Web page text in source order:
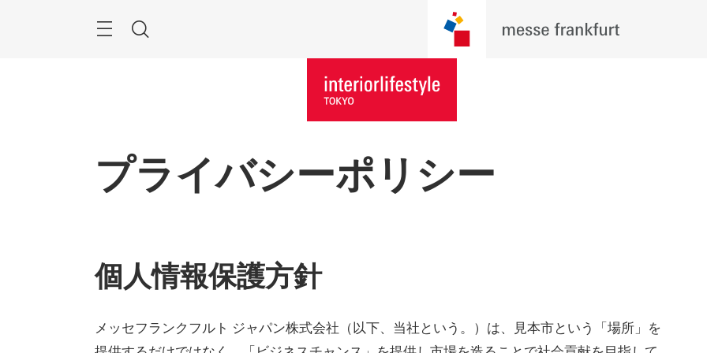
Search
プライバシーポリシー
個人情報保護方針
メッセフランクフルト ジャパン株式会社（以下、当社という。）は、見本市という「場所」を